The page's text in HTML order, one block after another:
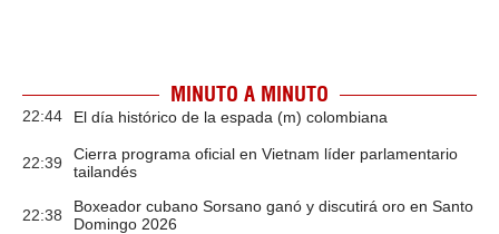
MINUTO A MINUTO
22:44 El día histórico de la espada (m) colombiana
22:39
Cierra programa oficial en Vietnam líder parlamentario
tailandés
22:38
Boxeador cubano Sorsano ganó y discutirá oro en Santo
Domingo 2026